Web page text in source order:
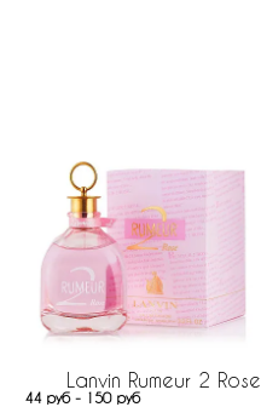
Lanvin Rumeur 2 Rose
44 руб - 150 руб